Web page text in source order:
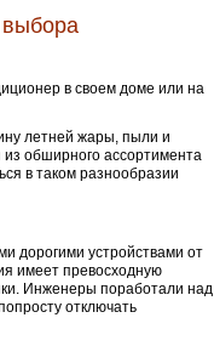
выбора
в своем доме или на
летней жары, пыли и
обширного ассортимента
в таком разнообразии
дорогими устройствами от
имеет превосходную
Инженеры поработали над
отключать